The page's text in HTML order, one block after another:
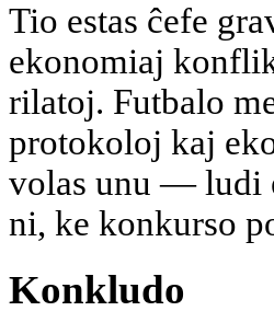
Tio estas ĉefe
ekonomiaj
rilatoj. Futbalo
protokoloj kaj
volas unu — ludi
ni, ke konkurso
Konkludo